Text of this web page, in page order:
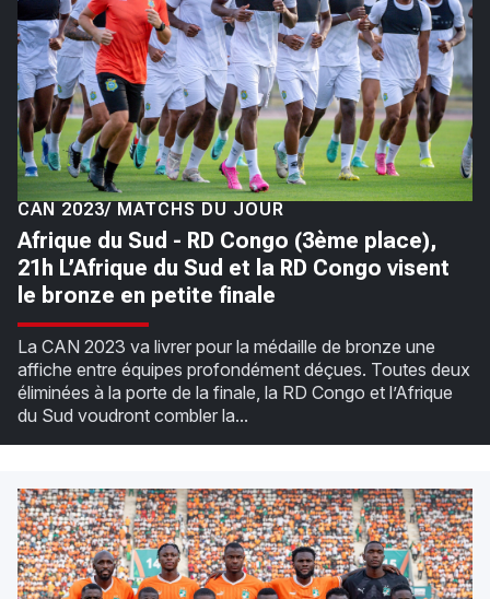
CAN 2023/ MATCHS DU JOUR
Afrique du Sud - RD Congo (3ème place),
21h L’Afrique du Sud et la RD Congo visent
le bronze en petite finale
La CAN 2023 va livrer pour la médaille de bronze une
affiche entre équipes profondément déçues. Toutes deux
éliminées à la porte de la finale, la RD Congo et l’Afrique
du Sud voudront combler la...